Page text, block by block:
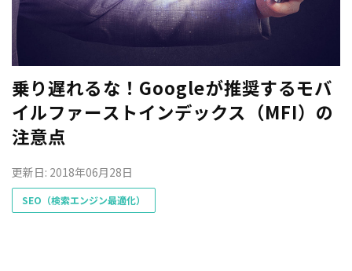
乗り遅れるな！Googleが推奨するモバ
イルファーストインデックス（MFI）の
注意点
更新日: 2018年06月28日
SEO（検索エンジン最適化）